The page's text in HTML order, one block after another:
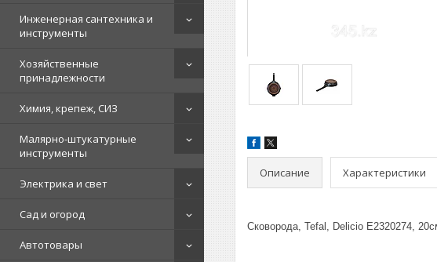
Инженерная сантехника и
инструменты
Хозяйственные
принадлежности
Химия, крепеж, СИЗ
Малярно-штукатурные
инструменты
Электрика и свет
Сад и огород
Автотовары
Описание Характеристики
Сковорода, Tefal, Delicio E2320274,